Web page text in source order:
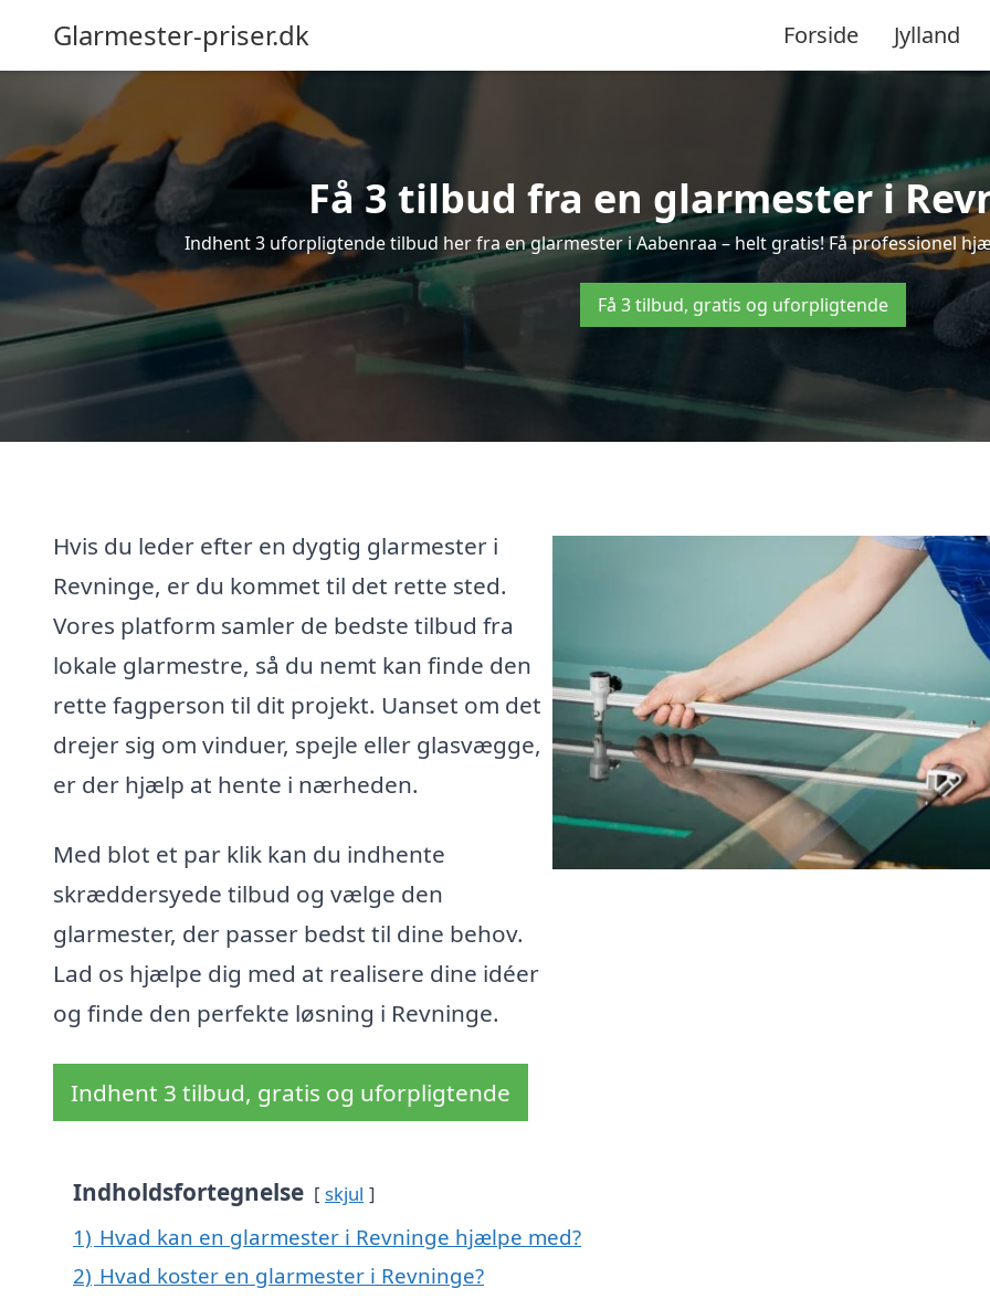
Glarmester-priser.dk Forside Jylland
Få 3 tilbud fra en glarmester i
Indhent 3 uforpligtende tilbud her fra en glarmester i Aabenraa – helt gratis! Få professionel
Få 3 tilbud, gratis og uforpligtende
Hvis du leder efter en dygtig glarmester i
Revninge, er du kommet til det rette sted.
Vores platform samler de bedste tilbud fra
lokale glarmestre, så du nemt kan finde den
rette fagperson til dit projekt. Uanset om det
drejer sig om vinduer, spejle eller glasvægge,
er der hjælp at hente i nærheden.
Med blot et par klik kan du indhente
skræddersyede tilbud og vælge den
glarmester, der passer bedst til dine behov.
Lad os hjælpe dig med at realisere dine idéer
og finde den perfekte løsning i Revninge.
Indhent 3 tilbud, gratis og uforpligtende
Indholdsfortegnelse skjul
1) Hvad kan en glarmester i Revninge hjælpe med?
2) Hvad koster en glarmester i Revninge?